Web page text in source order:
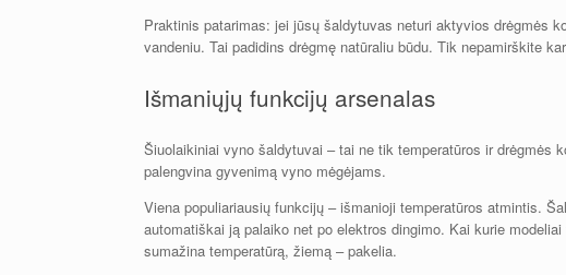
Praktinis patarimas: jei jūsų šaldytuvas neturi aktyvios drėgmės
vandeniu. Tai padidins drėgmę natūraliu būdu. Tik nepamirškite
Išmaniųjų funkcijų arsenalas
Šiuolaikiniai vyno šaldytuvai – tai ne tik temperatūros ir drėgmės
palengvina gyvenimą vyno mėgėjams.
Viena populiariausių funkcijų – išmanioji temperatūros atmintis.
automatiškai ją palaiko net po elektros dingimo. Kai kurie
sumažina temperatūrą, žiemą – pakelia.